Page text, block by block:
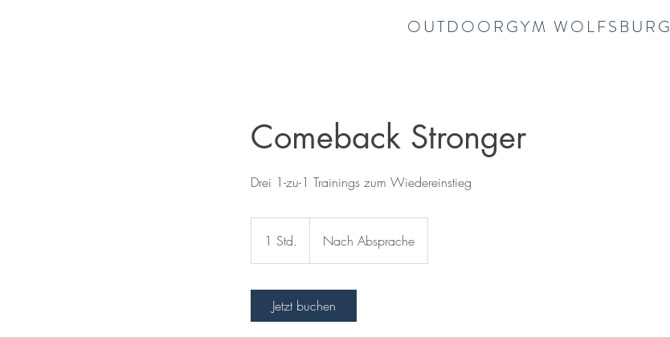
OUTDOORGYM WOLFSBURG
Comeback Stronger
Drei 1-zu-1 Trainings zum Wiedereinstieg
1 Std.
S
d
Nach Absprache
Jetzt buchen